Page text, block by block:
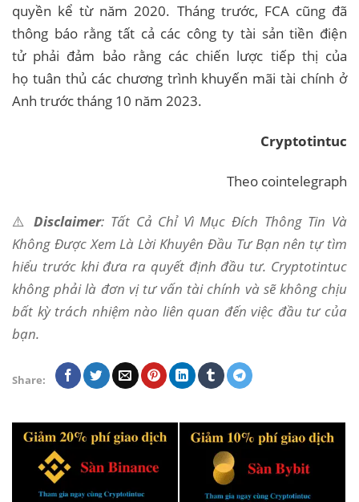
quyền kể từ năm 2020. Tháng trước, FCA cũng đã
thông báo rằng tất cả các công ty tài sản tiền điện
tử phải đảm bảo rằng các chiến lược tiếp thị của
họ tuân thủ các chương trình khuyến mãi tài chính ở
Anh trước tháng 10 năm 2023.
Cryptotintuc
Theo cointelegraph
⚠️Disclaimer: Tất Cả Chỉ Vì Mục Đích Thông Tin Và
Không Được Xem Là Lời Khuyên Đầu Tư Bạn nên tự tìm
hiểu trước khi đưa ra quyết định đầu tư. Cryptotintuc
không phải là đơn vị tư vấn tài chính và sẽ không chịu
bất kỳ trách nhiệm nào liên quan đến việc đầu tư của
bạn.
Share: